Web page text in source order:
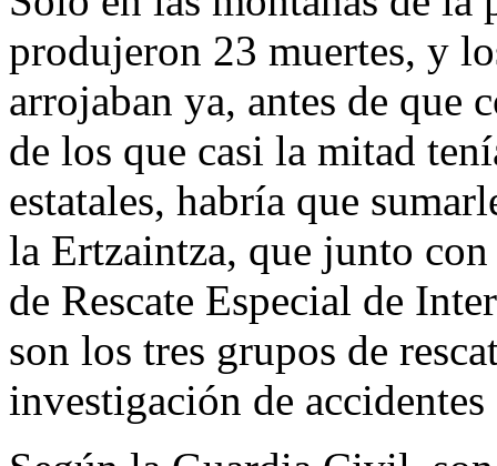
produjeron 23 muertes, y
arrojaban ya, antes de que
de los que casi la mitad
estatales, habría que
la Ertzaintza, que junto
de Rescate Especial de
son los tres grupos de
investigación de